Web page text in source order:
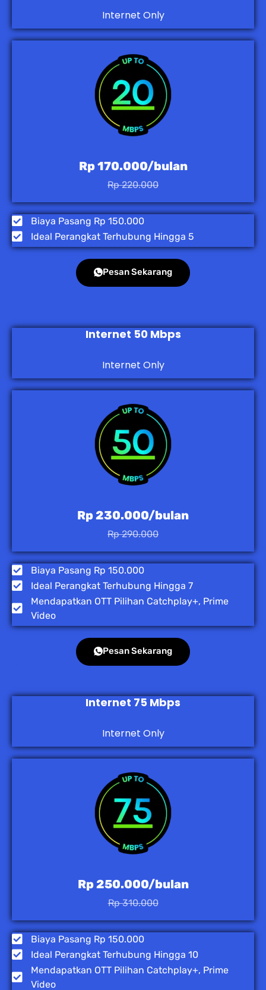
Internet Only
Rp 170.000/bulan
Rp 220.000
Biaya Pasang Rp 150.000
Ideal Perangkat Terhubung Hingga 5
Pesan Sekarang
Internet 50 Mbps
Internet Only
Rp 230.000/bulan
Rp 290.000
Biaya Pasang Rp 150.000
Ideal Perangkat Terhubung Hingga 7
Mendapatkan OTT Pilihan Catchplay+, Prime
Video
Pesan Sekarang
Internet 75 Mbps
Internet Only
Rp 250.000/bulan
Rp 310.000
Biaya Pasang Rp 150.000
Ideal Perangkat Terhubung Hingga 10
Mendapatkan OTT Pilihan Catchplay+, Prime
Video